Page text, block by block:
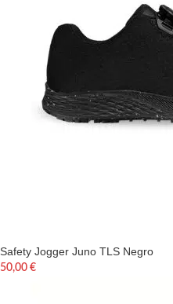
Safety Jogger Juno TLS Negro
50,00 €